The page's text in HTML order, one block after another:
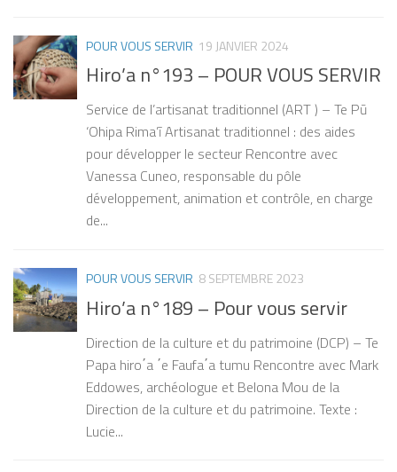
POUR VOUS SERVIR 19 JANVIER 2024
Hiro’a n°193 – POUR VOUS SERVIR
Service de l’artisanat traditionnel (ART ) – Te Pū
‘Ohipa Rima’ī Artisanat traditionnel : des aides
pour développer le secteur Rencontre avec
Vanessa Cuneo, responsable du pôle
développement, animation et contrôle, en charge
de...
POUR VOUS SERVIR 8 SEPTEMBRE 2023
Hiro’a n°189 – Pour vous servir
Direction de la culture et du patrimoine (DCP) – Te
Papa hiro΄a ΄e Faufa΄a tumu Rencontre avec Mark
Eddowes, archéologue et Belona Mou de la
Direction de la culture et du patrimoine. Texte :
Lucie...